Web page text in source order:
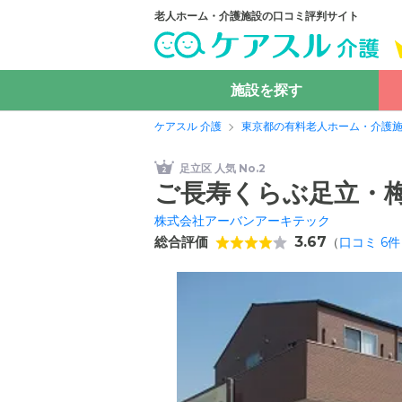
老人ホーム・介護施設の口コミ評判サイト
施設を探す
ケアスル 介護 東京都の有料老人ホーム・介護
足立区 人気 No.2
ご長寿くらぶ足立・
株式会社アーバンアーキテック
総合評価 3.67 （口コミ 6件